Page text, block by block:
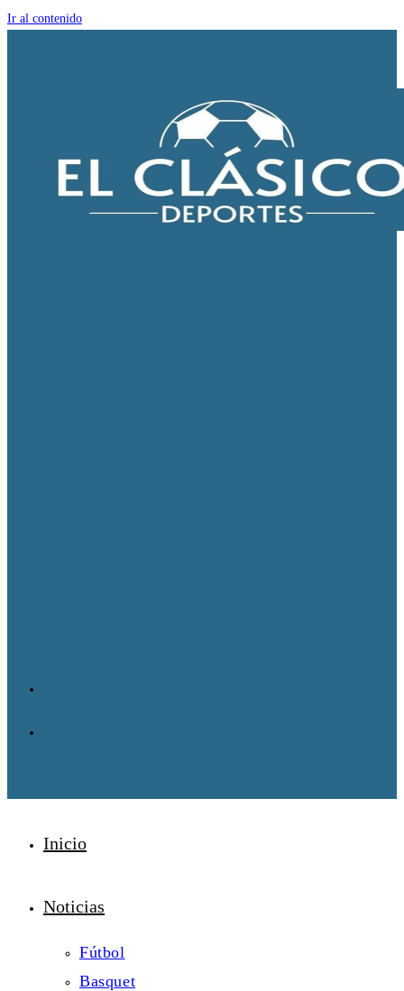
Ir al contenido
Inicio
Noticias
Fútbol
Basquet